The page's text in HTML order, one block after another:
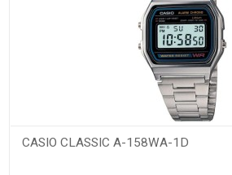
CASIO CLASSIC A-158WA-1D